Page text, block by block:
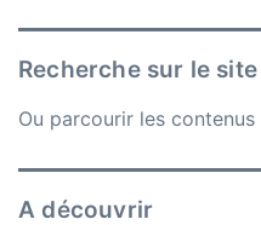
Recherche sur le site
Ou parcourir les contenus
A découvrir